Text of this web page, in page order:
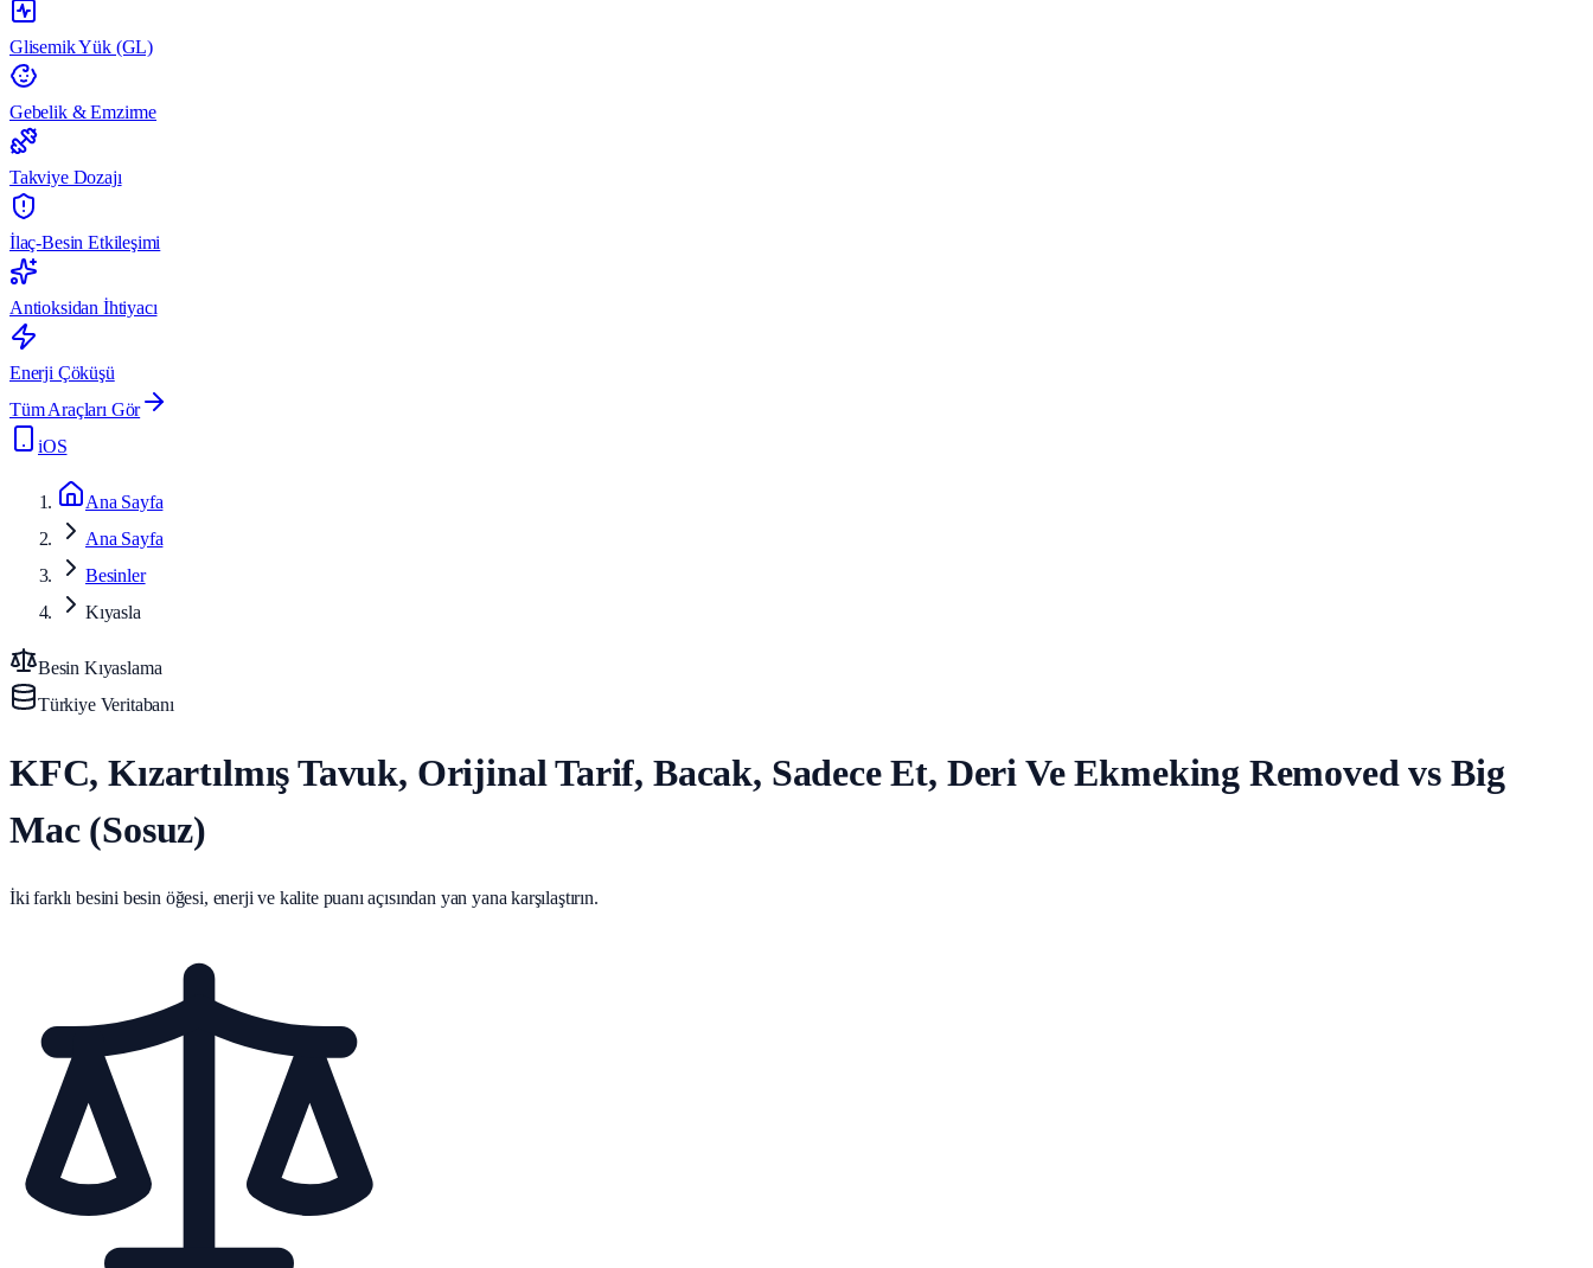
Glisemik Yük (GL)
Gebelik & Emzirme
Takviye Dozajı
İlaç-Besin Etkileşimi
Antioksidan İhtiyacı
Enerji Çöküşü
Tüm Araçları Gör
iOS
Ana Sayfa
Ana Sayfa
Besinler
Kıyasla
Besin Kıyaslama
Türkiye Veritabanı
KFC, Kızartılmış Tavuk, Orijinal Tarif, Bacak, Sadece Et, Deri Ve Ekmeking Removed vs Big
Mac (Sosuz)
İki farklı besini besin öğesi, enerji ve kalite puanı açısından yan yana karşılaştırın.